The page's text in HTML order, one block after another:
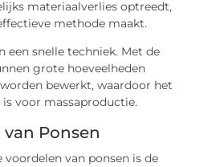
materiaalverlies optreedt,
methode maakt.
een snelle techniek. Met de
grote hoeveelheden
bewerkt, waardoor het
voor massaproductie.
Ponsen
voordelen van ponsen is de